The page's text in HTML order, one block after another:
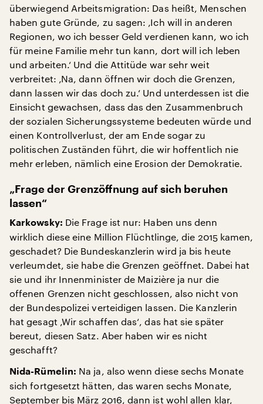
überwiegend Arbeitsmigration: Das heißt, Menschen
haben gute Gründe, zu sagen: ‚Ich will in anderen
Regionen, wo ich besser Geld verdienen kann, wo ich
für meine Familie mehr tun kann, dort will ich leben
und arbeiten.‘ Und die Attitüde war sehr weit
verbreitet: ‚Na, dann öffnen wir doch die Grenzen,
dann lassen wir das doch zu.‘ Und unterdessen ist die
Einsicht gewachsen, dass das den Zusammenbruch
der sozialen Sicherungssysteme bedeuten würde und
einen Kontrollverlust, der am Ende sogar zu
politischen Zuständen führt, die wir hoffentlich nie
mehr erleben, nämlich eine Erosion der Demokratie.
„Frage der Grenzöffnung auf sich beruhen
lassen“
Karkowsky: Die Frage ist nur: Haben uns denn
wirklich diese eine Million Flüchtlinge, die 2015 kamen,
geschadet? Die Bundeskanzlerin wird ja bis heute
verleumdet, sie habe die Grenzen geöffnet. Dabei hat
sie und ihr Innenminister de Maizière ja nur die
offenen Grenzen nicht geschlossen, also nicht von
der Bundespolizei verteidigen lassen. Die Kanzlerin
hat gesagt ‚Wir schaffen das‘, das hat sie später
bereut, diesen Satz. Aber haben wir es nicht
geschafft?
Nida-Rümelin: Na ja, also wenn diese sechs Monate
sich fortgesetzt hätten, das waren sechs Monate,
September bis März 2016, dann ist wohl allen klar,